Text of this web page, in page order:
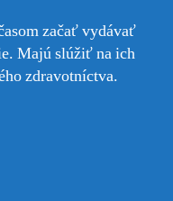
začať vydávať
Majú slúžiť na ich
zdravotníctva.